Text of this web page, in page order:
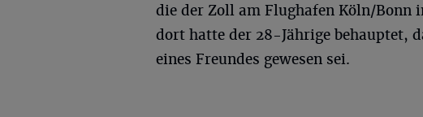
die der Zoll am Flughafen Köln/Bonn
dort hatte der 28-Jährige behauptet,
eines Freundes gewesen sei.